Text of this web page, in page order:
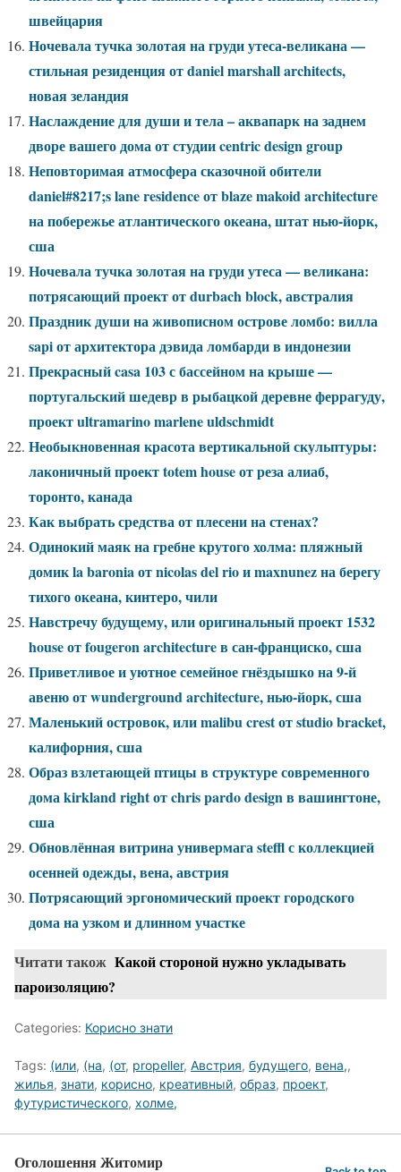
швейцария
Ночевала тучка золотая на груди утеса-великана —
стильная резиденция от daniel marshall architects,
новая зеландия
Наслаждение для души и тела – аквапарк на заднем
дворе вашего дома от студии centric design group
Неповторимая атмосфера сказочной обители
daniel#8217;s lane residence от blaze makoid architecture
на побережье атлантического океана, штат нью-йорк,
сша
Ночевала тучка золотая на груди утеса — великана:
потрясающий проект от durbach block, австралия
Праздник души на живописном острове ломбо: вилла
sapi от архитектора дэвида ломбарди в индонезии
Прекрасный casa 103 с бассейном на крыше —
португальский шедевр в рыбацкой деревне феррагуду,
проект ultramarino marlene uldschmidt
Необыкновенная красота вертикальной скульптуры:
лаконичный проект totem house от реза алиаб,
торонто, канада
Как выбрать средства от плесени на стенах?
Одинокий маяк на гребне крутого холма: пляжный
домик la baronia от nicolas del rio и maxnunez на берегу
тихого океана, кинтеро, чили
Навстречу будущему, или оригинальный проект 1532
house от fougeron architecture в сан-франциско, сша
Приветливое и уютное семейное гнёздышко на 9-й
авеню от wunderground architecture, нью-йорк, сша
Маленький островок, или malibu crest от studio bracket,
калифорния, сша
Образ взлетающей птицы в структуре современного
дома kirkland right от chris pardo design в вашингтоне,
сша
Обновлённая витрина универмага steffl с коллекцией
осенней одежды, вена, австрия
Потрясающий эргономический проект городского
дома на узком и длинном участке
Читати також Какой стороной нужно укладывать
пароизоляцию?
Categories: Корисно знати
Tags: (или, (на, (от, propeller, Австрия, будущего, вена,,
жилья, знати, корисно, креативный, образ, проект,
футуристического, холме,
Оголошення Житомир